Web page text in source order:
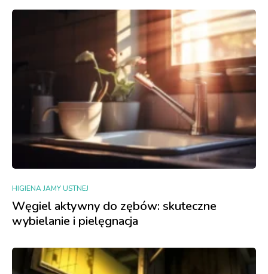
HIGIENA JAMY USTNEJ
Węgiel aktywny do zębów: skuteczne
wybielanie i pielęgnacja